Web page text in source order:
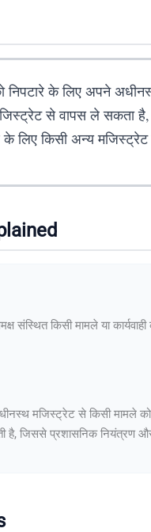
निपटारे के लिए अपने
से वापस ले सकता है,
लिए किसी अन्य
संस्थित किसी मामले या
मजिस्ट्रेट से किसी मामले
जिससे प्रशासनिक नियंत्रण और